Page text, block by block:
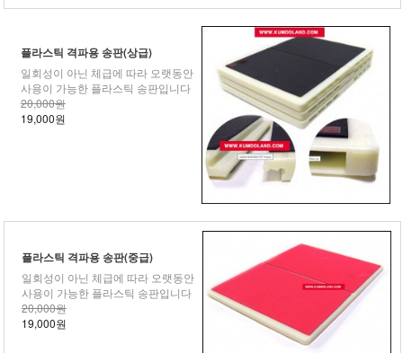
플라스틱 격파용 송판(상급)
일회성이 아닌 체급에 따라 오랫동안
사용이 가능한 플라스틱 송판입니다
20,000원
19,000원
플라스틱 격파용 송판(중급)
일회성이 아닌 체급에 따라 오랫동안
사용이 가능한 플라스틱 송판입니다
20,000원
19,000원